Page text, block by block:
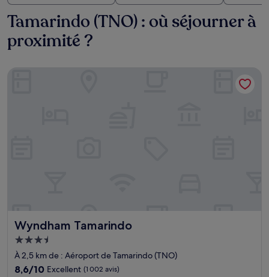
Tamarindo (TNO) : où séjourner à
proximité ?
Wyndham Tamarindo
Wyndham Tamarindo
Hébergement
3.5 étoiles
À 2,5 km de : Aéroport de Tamarindo (TNO)
8.6
8,6/10 Excellent (1 002 avis)